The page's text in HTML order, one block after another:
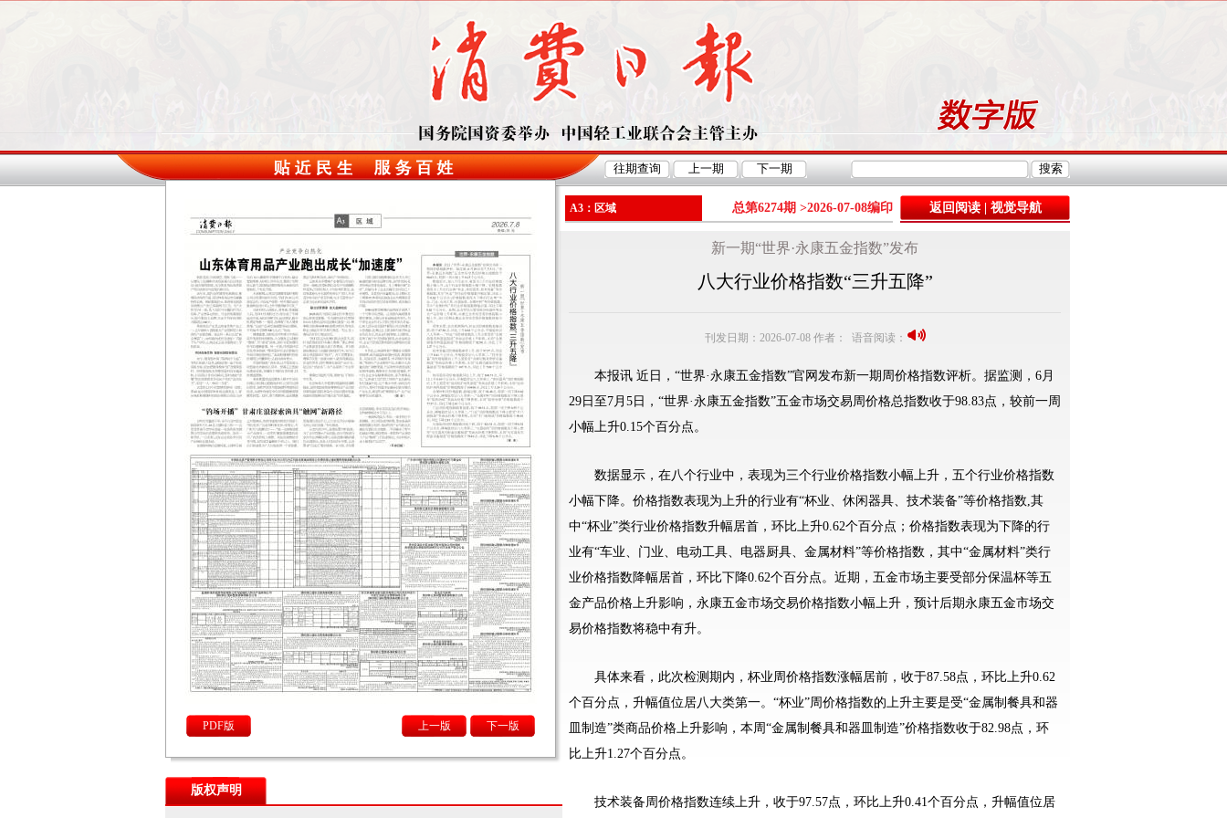
PDF版 下一版
上一版
版权声明
A3：区域 总第6274期 >2026-07-08编印 返回阅读|视觉导航
新一期“世界·永康五金指数”发布
八大行业价格指数“三升五降”
刊发日期：2026-07-08 作者： 语音阅读：
本报讯 近日，“世界·永康五金指数”官网发布新一期周价格指数评析。据监测，6月
29日至7月5日，“世界·永康五金指数”五金市场交易周价格总指数收于98.83点，较前一周
小幅上升0.15个百分点。
数据显示，在八个行业中，表现为三个行业价格指数小幅上升，五个行业价格指数
小幅下降。价格指数表现为上升的行业有“杯业、休闲器具、技术装备”等价格指数,其
中“杯业”类行业价格指数升幅居首，环比上升0.62个百分点；价格指数表现为下降的行
业有“车业、门业、电动工具、电器厨具、金属材料”等价格指数，其中“金属材料”类行
业价格指数降幅居首，环比下降0.62个百分点。近期，五金市场主要受部分保温杯等五
金产品价格上升影响，永康五金市场交易价格指数小幅上升，预计后期永康五金市场交
易价格指数将稳中有升。
具体来看，此次检测期内，杯业周价格指数涨幅居前，收于87.58点，环比上升0.62
个百分点，升幅值位居八大类第一。“杯业”周价格指数的上升主要是受“金属制餐具和器
皿制造”类商品价格上升影响，本周“金属制餐具和器皿制造”价格指数收于82.98点，环
比上升1.27个百分点。
技术装备周价格指数连续上升，收于97.57点，环比上升0.41个百分点，升幅值位居